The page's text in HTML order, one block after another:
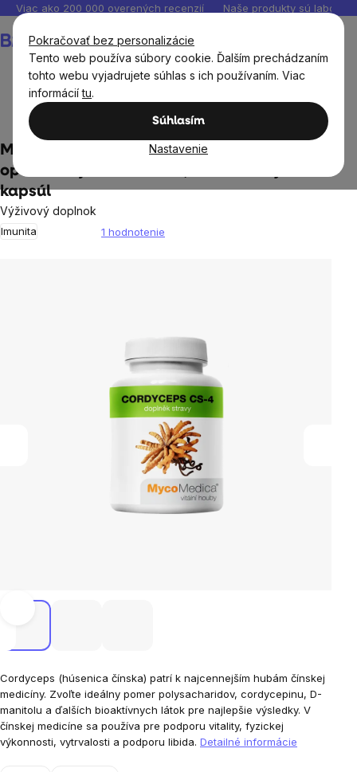
Pokračovať bez personalizácie
Tento web používa súbory cookie. Ďalším prechádzaním
tohto webu vyjadrujete súhlas s ich používaním. Viac
informáciítu.
Súhlasím
Nastavenie
Prejsť
obsah
Viac ako 200 000 overených recenzií Naše produkty sú
košík
Huby a morské riasy
MycoMedica - Cordyceps CS-4 v
optimálnej koncentrácií, 90 rastlinných
kapsúl
Výživový doplnok
Imunita 1 hodnotenie
Cordyceps (húsenica čínska) patrí k najcennejším hubám čínskej
medicíny. Zvoľte ideálny pomer polysacharidov, cordycepinu, D-
manitolu a ďalších bioaktívnych látok pre najlepšie výsledky. V
čínskej medicíne sa používa pre podporu vitality, fyzickej
výkonnosti, vytrvalosti a podporu libida. Detailné informácie